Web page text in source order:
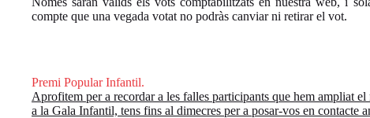
compte que una vegada votat no podràs canviar ni retirar el vot.
Premi Popular Infantil.
Aprofitem per a recordar a les falles participants que hem ampliat
a la Gala Infantil, tens fins al dimecres per a posar-vos en contacte